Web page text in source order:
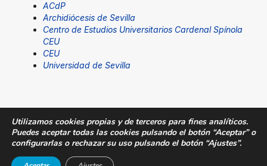
ACdP
Archidiócesis de Sevilla
Centro de Estudios Universitarios Cardenal Spínola
CEU
CEU
Universidad de Sevilla
© Fundación San Pablo Andalucía CEU. Todos los
Utilizamos cookies propias y de terceros para fines analíticos.
Puedes aceptar todas las cookies pulsando el botón “Aceptar” o
configurarlas o rechazar su uso pulsando el botón “Ajustes”.